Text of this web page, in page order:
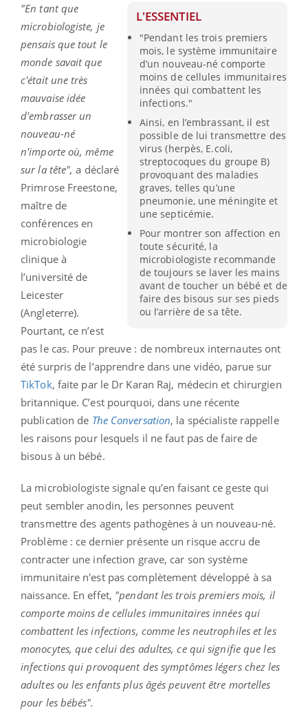
L'ESSENTIEL
"Pendant les trois premiers
mois, le système immunitaire
d’un nouveau-né comporte
moins de cellules immunitaires
innées qui combattent les
infections."
Ainsi, en l’embrassant, il est
possible de lui transmettre des
virus (herpès, E.coli,
streptocoques du groupe B)
provoquant des maladies
graves, telles qu’une
pneumonie, une méningite et
une septicémie.
Pour montrer son affection en
toute sécurité, la
microbiologiste recommande
de toujours se laver les mains
avant de toucher un bébé et de
faire des bisous sur ses pieds
ou l’arrière de sa tête.
"En tant que
microbiologiste, je
pensais que tout le
monde savait que
c'était une très
mauvaise idée
d'embrasser un
nouveau-né
n'importe où, même
sur la tête", a déclaré
Primrose Freestone,
maître de
conférences en
microbiologie
clinique à
l’université de
Leicester
(Angleterre).
Pourtant, ce n’est
pas le cas. Pour preuve : de nombreux internautes ont
été surpris de l’apprendre dans une vidéo, parue sur
TikTok, faite par le Dr Karan Raj, médecin et chirurgien
britannique. C’est pourquoi, dans une récente
publication de The Conversation, la spécialiste rappelle
les raisons pour lesquels il ne faut pas de faire de
bisous à un bébé.
La microbiologiste signale qu’en faisant ce geste qui
peut sembler anodin, les personnes peuvent
transmettre des agents pathogènes à un nouveau-né.
Problème : ce dernier présente un risque accru de
contracter une infection grave, car son système
immunitaire n'est pas complètement développé à sa
naissance. En effet, "pendant les trois premiers mois, il
comporte moins de cellules immunitaires innées qui
combattent les infections, comme les neutrophiles et les
monocytes, que celui des adultes, ce qui signifie que les
infections qui provoquent des symptômes légers chez les
adultes ou les enfants plus âgés peuvent être mortelles
pour les bébés".